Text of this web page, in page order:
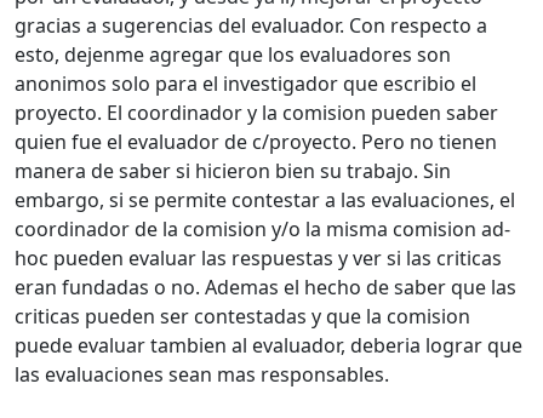
gracias a sugerencias del evaluador. Con respecto a
esto, dejenme agregar que los evaluadores son
anonimos solo para el investigador que escribio el
proyecto. El coordinador y la comision pueden saber
quien fue el evaluador de c/proyecto. Pero no tienen
manera de saber si hicieron bien su trabajo. Sin
embargo, si se permite contestar a las evaluaciones, el
coordinador de la comision y/o la misma comision ad-
hoc pueden evaluar las respuestas y ver si las criticas
eran fundadas o no. Ademas el hecho de saber que las
criticas pueden ser contestadas y que la comision
puede evaluar tambien al evaluador, deberia lograr que
las evaluaciones sean mas responsables.